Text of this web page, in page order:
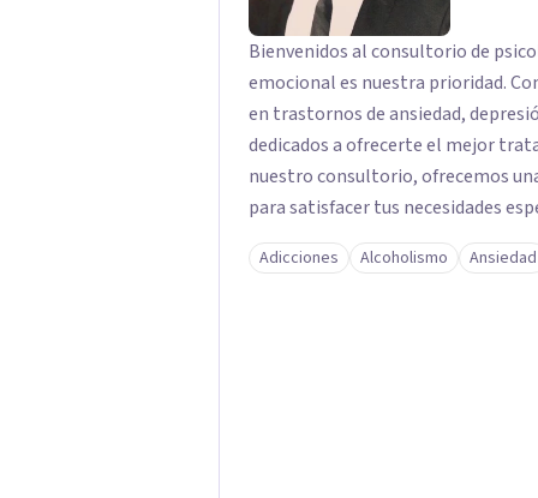
Bienvenidos al consultorio de
emocional es nuestra prioridad.
en trastornos de ansiedad,
dedicados a ofrecerte el mejor
nuestro consultorio, ofrecemos
para satisfacer tus necesidades
Depresión: Somos expertos en el
utilizando enfoques basados en
Adicciones Alcoholismo Ansiedad